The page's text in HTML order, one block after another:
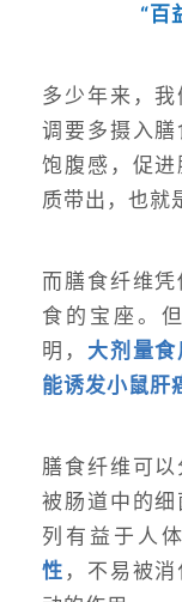
“百
多少年来，
调要多摄入
饱腹感，促
质带出，也就
而膳食纤维
食的宝座。
明， 大剂量
能诱发小鼠肝
膳食纤维可
被肠道中的
列有益于人
性 ，不易被